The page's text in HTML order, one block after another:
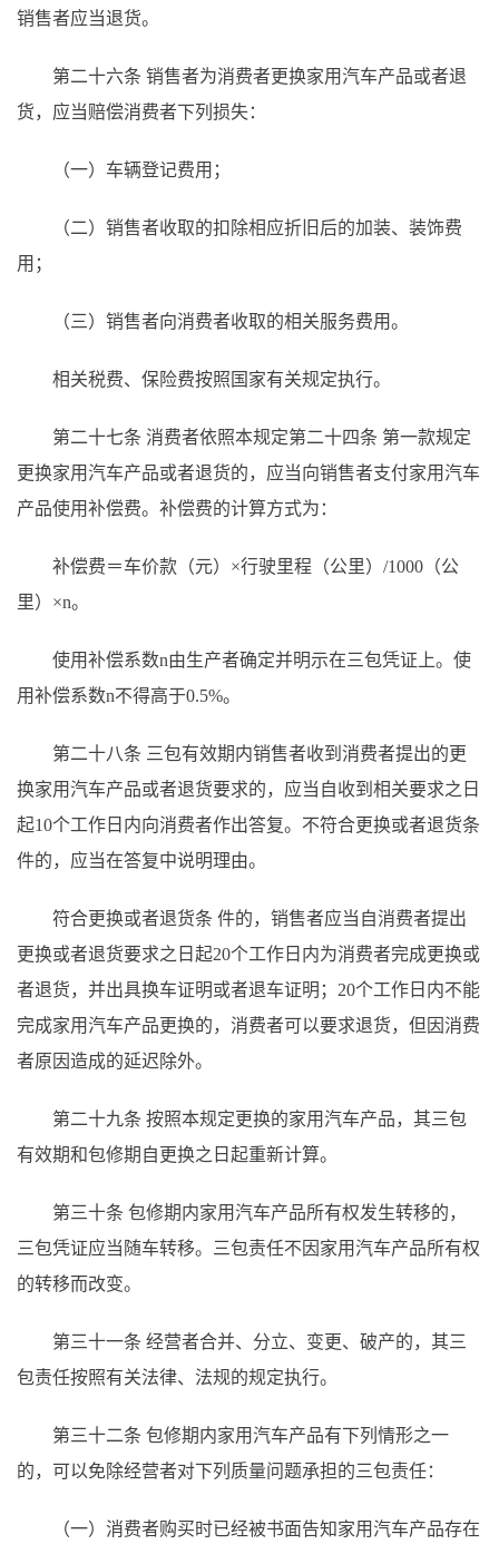
销售者应当退货。
第二十六条 销售者为消费者更换家用汽车产品或者退
货，应当赔偿消费者下列损失：
（一）车辆登记费用；
（二）销售者收取的扣除相应折旧后的加装、装饰费
用；
（三）销售者向消费者收取的相关服务费用。
相关税费、保险费按照国家有关规定执行。
第二十七条 消费者依照本规定第二十四条 第一款规定
更换家用汽车产品或者退货的，应当向销售者支付家用汽车
产品使用补偿费。补偿费的计算方式为：
补偿费＝车价款（元） ×行驶里程（公里）/1000（公
里）×n。
使用补偿系数n由生产者确定并明示在三包凭证上。使
用补偿系数n不得高于0.5%。
第二十八条 三包有效期内销售者收到消费者提出的更
换家用汽车产品或者退货要求的，应当自收到相关要求之日
起10个工作日内向消费者作出答复。不符合更换或者退货条
件的，应当在答复中说明理由。
符合更换或者退货条 件的，销售者应当自消费者提出
更换或者退货要求之日起20个工作日内为消费者完成更换或
者退货，并出具换车证明或者退车证明；20个工作日内不能
完成家用汽车产品更换的，消费者可以要求退货，但因消费
者原因造成的延迟除外。
第二十九条 按照本规定更换的家用汽车产品，其三包
有效期和包修期自更换之日起重新计算。
第三十条 包修期内家用汽车产品所有权发生转移的，
三包凭证应当随车转移。三包责任不因家用汽车产品所有权
的转移而改变。
第三十一条 经营者合并、分立、变更、破产的，其三
包责任按照有关法律、法规的规定执行。
第三十二条 包修期内家用汽车产品有下列情形之一
的，可以免除经营者对下列质量问题承担的三包责任：
（一）消费者购买时已经被书面告知家用汽车产品存在